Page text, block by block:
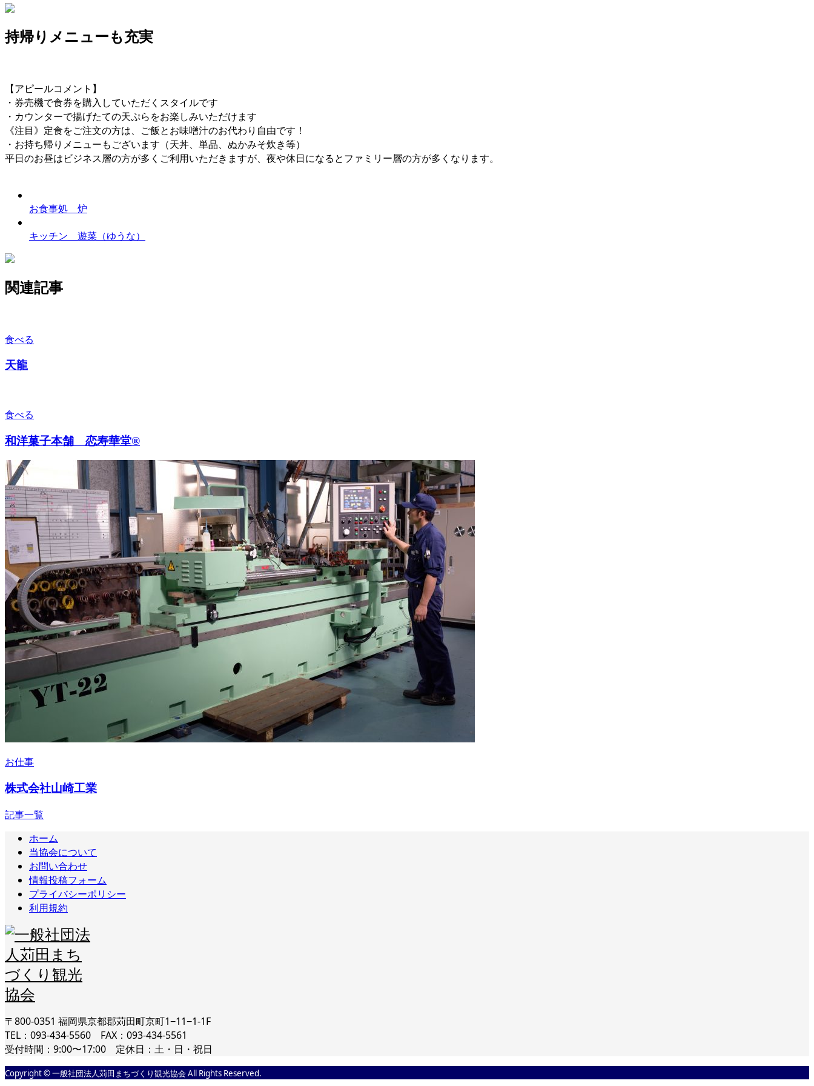
持帰りメニューも充実
【アピールコメント】
・券売機で食券を購入していただくスタイルです
・カウンターで揚げたての天ぷらをお楽しみいただけます
《注目》定食をご注文の方は、ご飯とお味噌汁のお代わり自由です！
・お持ち帰りメニューもございます（天丼、単品、ぬかみそ炊き等）
平日のお昼はビジネス層の方が多くご利用いただきますが、夜や休日になるとファミリー層の方が多くなります。
お食事処 炉
キッチン 遊菜（ゆうな）
関連記事
食べる
天龍
食べる
和洋菓子本舗 恋寿華堂®
お仕事
株式会社山崎工業
記事一覧
ホーム
当協会について
お問い合わせ
情報投稿フォーム
プライバシーポリシー
利用規約
〒800-0351 福岡県京都郡苅田町京町1−11−1-1F
TEL：093-434-5560 FAX：093-434-5561
受付時間：9:00〜17:00 定休日：土・日・祝日
Copyright © 一般社団法人苅田まちづくり観光協会 All Rights Reserved.